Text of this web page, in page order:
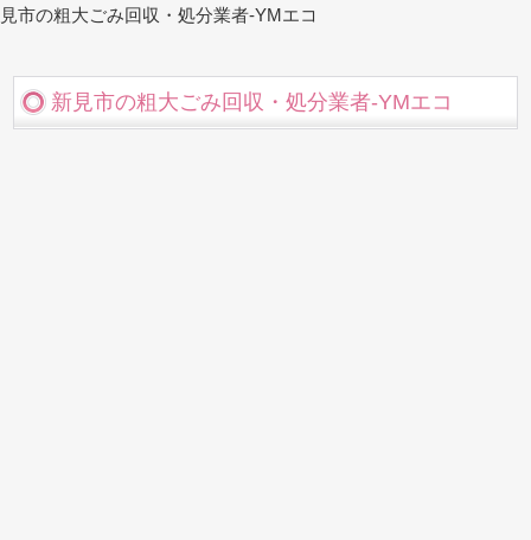
見市の粗大ごみ回収・処分業者-YMエコ
新見市の粗大ごみ回収・処分業者-YMエコ